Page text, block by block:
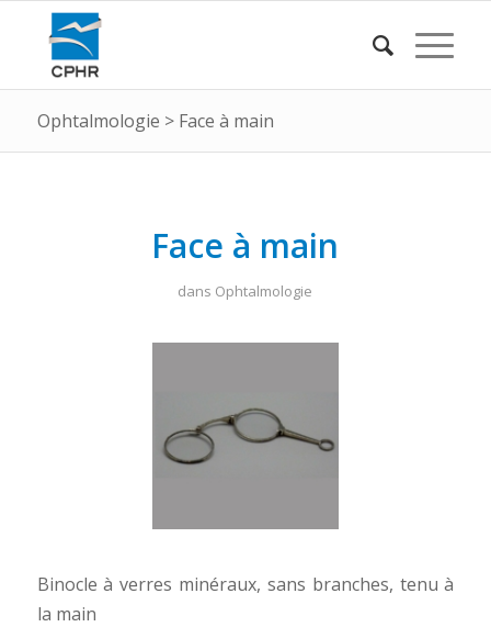
Ophtalmologie > Face à main
Face à main
dans Ophtalmologie
Binocle à verres minéraux, sans branches, tenu à
la main